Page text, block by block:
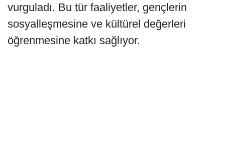
vurguladı. Bu tür faaliyetler, gençlerin
sosyalleşmesine ve kültürel değerleri
öğrenmesine katkı sağlıyor.